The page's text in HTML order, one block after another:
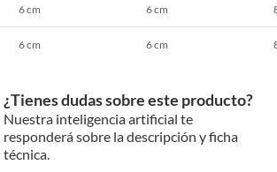
6 cm 6 cm
6 cm 6 cm
¿Tienes dudas sobre este producto?
Nuestra inteligencia artificial te
responderá sobre la descripción y ficha
técnica.